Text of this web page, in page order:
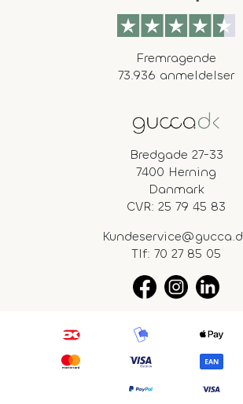
Fremragende
73.936 anmeldelser
Bredgade 27-33
7400 Herning
Danmark
CVR: 25 79 45 83
Tlf: 70 27 85 05